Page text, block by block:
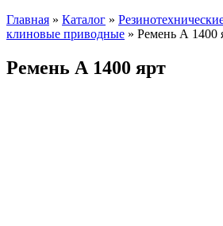
Главная » Каталог »
клиновые приводные » Ремень А 1400
Ремень А 1400 ярт